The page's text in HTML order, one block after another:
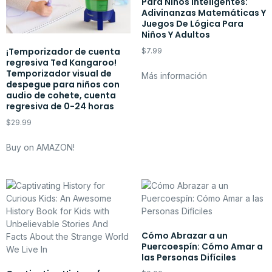
¡Temporizador de cuenta
regresiva Ted Kangaroo!
Temporizador visual de
despegue para niños con
audio de cohete, cuenta
regresiva de 0-24 horas
$29.99
Buy on AMAZON!
Adivinanzas Matemáticas Y
Juegos De Lógica Para
Niños Y Adultos
$7.99
Más información
Cómo Abrazar a un
Puercoespín: Cómo Amar a
las Personas Difíciles